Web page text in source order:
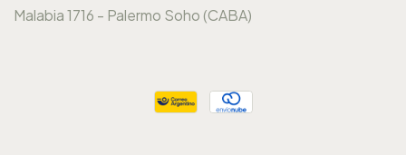
Malabia 1716 - Palermo Soho (CABA)